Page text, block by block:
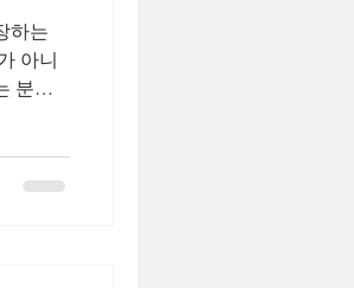
하는
아니
분명
조 다.